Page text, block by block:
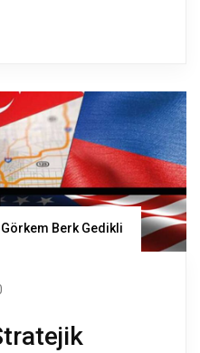
Görkem Berk Gedikli